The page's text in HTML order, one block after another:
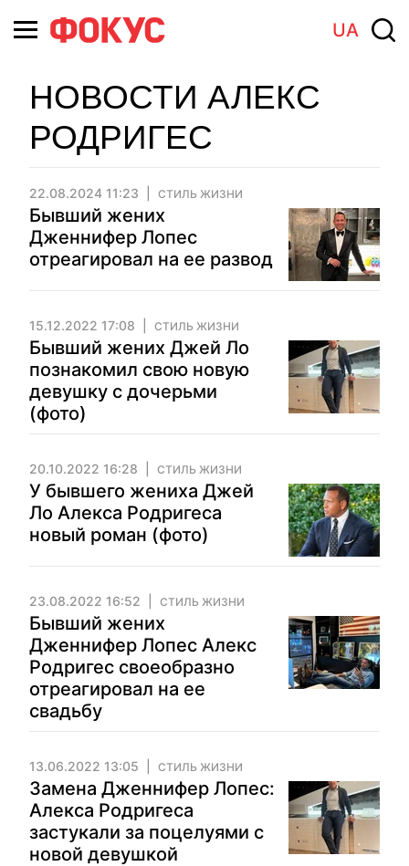
UA
НОВОСТИ АЛЕКС
РОДРИГЕС
22.08.2024 11:23 СТИЛЬ ЖИЗНИ
Бывший жених
Дженнифер Лопес
отреагировал на ее развод
15.12.2022 17:08 СТИЛЬ ЖИЗНИ
Бывший жених Джей Ло
познакомил свою новую
девушку с дочерьми
(фото)
20.10.2022 16:28 СТИЛЬ ЖИЗНИ
У бывшего жениха Джей
Ло Алекса Родригеса
новый роман (фото)
23.08.2022 16:52 СТИЛЬ ЖИЗНИ
Бывший жених
Дженнифер Лопес Алекс
Родригес своеобразно
отреагировал на ее
свадьбу
13.06.2022 13:05 СТИЛЬ ЖИЗНИ
Замена Дженнифер Лопес:
Алекса Родригеса
застукали за поцелуями с
новой девушкой